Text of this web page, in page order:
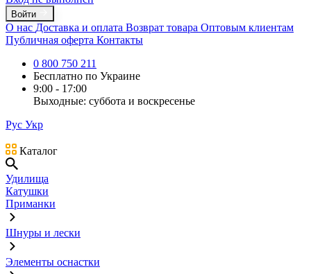
Войти
О нас Доставка и оплата Возврат товара Оптовым клиентам
Публичная оферта Контакты
0 800 750 211
Бесплатно по Украине
9:00 - 17:00
Выходные: суббота и воскресенье
Рус Укр
Каталог
Удилища
Катушки
Приманки
Шнуры и лески
Элементы оснастки